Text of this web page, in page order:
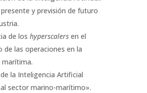
y previsión de futuro
de los hyperscalersen el
las operaciones en la
la Inteligencia Artificial
sector marino-marítimo».